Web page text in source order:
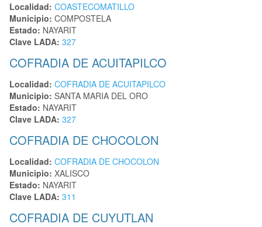
Localidad: COASTECOMATILLO
Municipio: COMPOSTELA
Estado: NAYARIT
Clave LADA: 327
COFRADIA DE ACUITAPILCO
Localidad: COFRADIA DE ACUITAPILCO
Municipio: SANTA MARIA DEL ORO
Estado: NAYARIT
Clave LADA: 327
COFRADIA DE CHOCOLON
Localidad: COFRADIA DE CHOCOLON
Municipio: XALISCO
Estado: NAYARIT
Clave LADA: 311
COFRADIA DE CUYUTLAN